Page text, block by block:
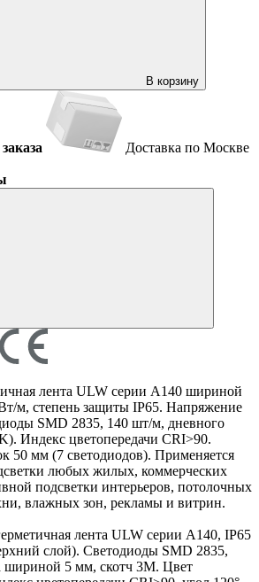
В корзину
Доставка по Москве
лента ULW серии A140 шириной
м, степень защиты IP65. Напряжение
SMD 2835, 140 шт/м, дневного
Индекс цветопередачи CRI>90.
50 мм (7 светодиодов). Применяется
любых жилых, коммерческих
подсветки интерьеров, потолочных
влажных зон, рекламы и витрин.
лента ULW серии A140, IP65
слой). Светодиоды SMD 2835,
шириной 5 мм, скотч 3M. Цвет